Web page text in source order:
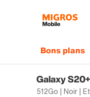
Bons plans
Galaxy
512Go | Noir |